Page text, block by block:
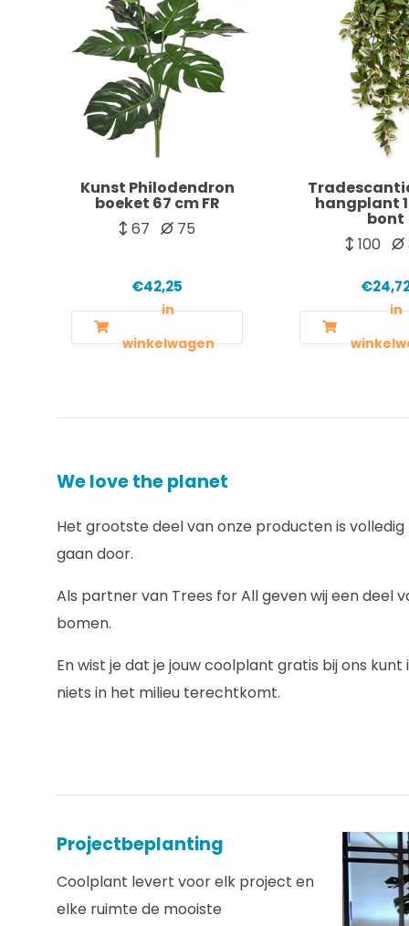
Kunst Philodendron
boeket 67 cm FR
67
75
€42,25
in
winkelwagen
hangplant
bont
100
in
We love the planet
Het grootste deel van onze producten is
gaan door.
Als partner van Trees for All geven wij een
bomen.
En wist je dat je jouw coolplant gratis bij ons
niets in het milieu terechtkomt.
Projectbeplanting
Coolplant levert voor elk project en
elke ruimte de mooiste